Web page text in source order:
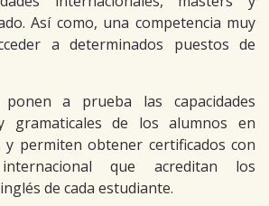
Así como, una competencia muy
a determinados puestos de
ponen a prueba las capacidades
gramaticales de los alumnos en
y permiten obtener certificados con
internacional que acreditan los
de cada estudiante.